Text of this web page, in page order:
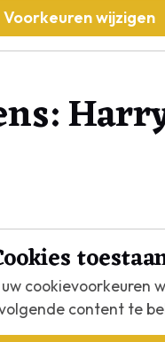
Voorkeuren wijzigen
cookievoorkeuren
content te